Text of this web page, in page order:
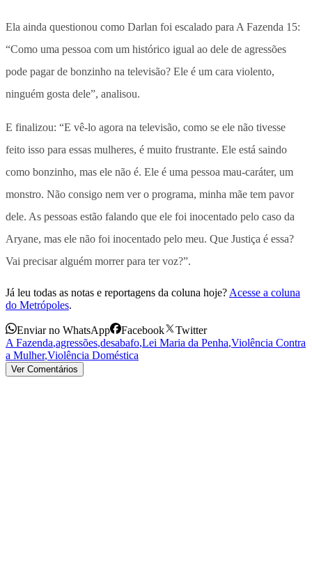
Ela ainda questionou como Darlan foi escalado para A Fazenda 15:
“Como uma pessoa com um histórico igual ao dele de agressões
pode pagar de bonzinho na televisão? Ele é um cara violento,
ninguém gosta dele”, analisou.
E finalizou: “E vê-lo agora na televisão, como se ele não tivesse
feito isso para essas mulheres, é muito frustrante. Ele está saindo
como bonzinho, mas ele não é. Ele é uma pessoa mau-caráter, um
monstro. Não consigo nem ver o programa, minha mãe tem pavor
dele. As pessoas estão falando que ele foi inocentado pelo caso da
Aryane, mas ele não foi inocentado pelo meu. Que Justiça é essa?
Vai precisar alguém morrer para ter voz?”.
Já leu todas as notas e reportagens da coluna hoje? Acesse a coluna
do Metrópoles.
Enviar no WhatsApp Facebook
Twitter
A Fazenda,agressões,desabafo,Lei Maria da Penha,Violência Contra
a Mulher,Violência Doméstica
Ver Comentários